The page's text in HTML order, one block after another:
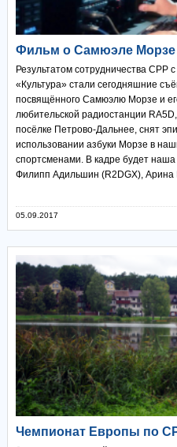
Фильм о Самюэле Морзе
Результатом сотрудничества СРР
«Культура» стали сегодняшние
посвящённого Самюэлю Морзе и
любительской радиостанции
посёлке Петрово-Дальнее, снят
использовании азбуки Морзе в
спортсменами. В кадре будет
Филипп Адильшин (R2DGX),
05.09.2017
Чемпионат Европы по